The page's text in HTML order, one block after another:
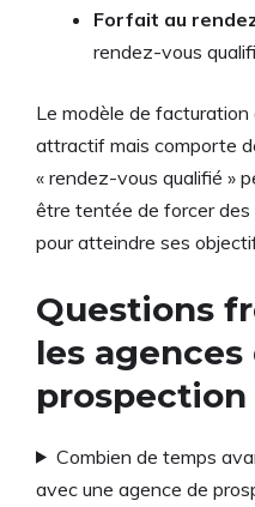
Forfait au
rendez-vous
Le modèle de
attractif mais comporte
« rendez-vous qualifié »
être tentée de forcer
pour atteindre ses
Questions
les agences
Combien de temps
avec une agence de